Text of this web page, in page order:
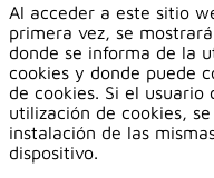
Al acceder a este sitio
primera vez, se
donde se informa de la
cookies y donde puede
de cookies. Si el usuario
utilización de cookies,
instalación de las
dispositivo.